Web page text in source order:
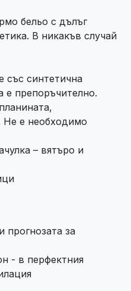
бельо с дълъг
В никакъв случай
със синтетична
е препоръчително.
Не е необходимо
– вятъро и
прогнозата за
- в перфектния